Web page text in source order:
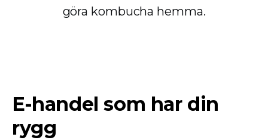
göra kombucha hemma.
E-handel som har din
rygg